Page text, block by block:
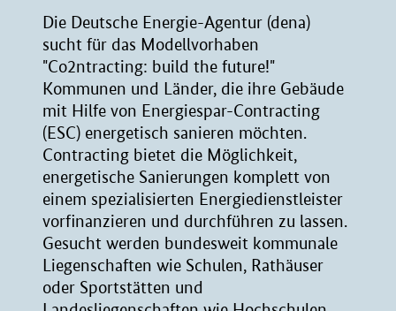
Die Deutsche Energie-Agentur (dena)
sucht für das Modellvorhaben
"Co2ntracting: build the future!"
Kommunen und Länder, die ihre Gebäude
mit Hilfe von Energiespar-Contracting
(ESC) energetisch sanieren möchten.
Contracting bietet die Möglichkeit,
energetische Sanierungen komplett von
einem spezialisierten Energiedienstleister
vorfinanzieren und durchführen zu lassen.
Gesucht werden bundesweit kommunale
Liegenschaften wie Schulen, Rathäuser
oder Sportstätten und